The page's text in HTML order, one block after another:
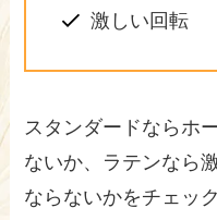
激しい回転
スタンダードならホ
ないか、ラテンなら
ならないかをチェッ